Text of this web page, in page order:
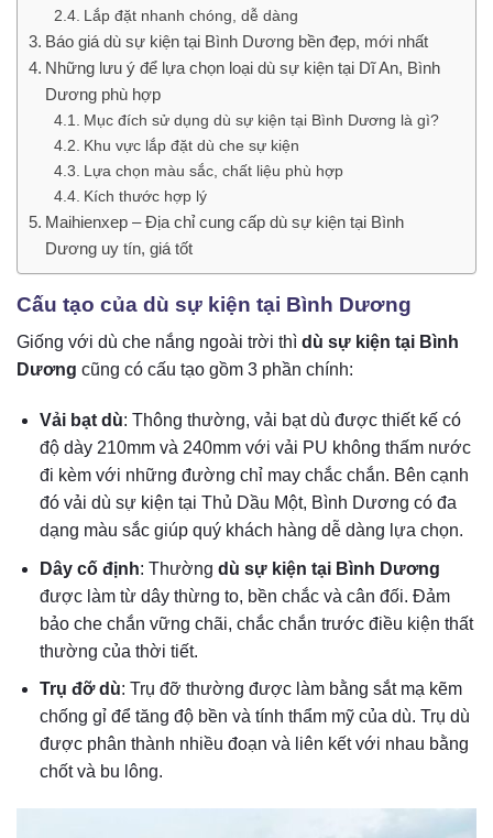
Lắp đặt nhanh chóng, dễ dàng
Báo giá dù sự kiện tại Bình Dương bền đẹp, mới nhất
Những lưu ý để lựa chọn loại dù sự kiện tại Dĩ An, Bình
Dương phù hợp
Mục đích sử dụng dù sự kiện tại Bình Dương là gì?
Khu vực lắp đặt dù che sự kiện
Lựa chọn màu sắc, chất liệu phù hợp
Kích thước hợp lý
Maihienxep – Địa chỉ cung cấp dù sự kiện tại Bình
Dương uy tín, giá tốt
Cấu tạo của dù sự kiện tại Bình Dương
Giống với dù che nắng ngoài trời thì dù sự kiện tại Bình
Dương cũng có cấu tạo gồm 3 phần chính:
Vải bạt dù: Thông thường, vải bạt dù được thiết kế có
độ dày 210mm và 240mm với vải PU không thấm nước
đi kèm với những đường chỉ may chắc chắn. Bên cạnh
đó vải dù sự kiện tại Thủ Dầu Một, Bình Dương có đa
dạng màu sắc giúp quý khách hàng dễ dàng lựa chọn.
Dây cố định: Thường dù sự kiện tại Bình Dương
được làm từ dây thừng to, bền chắc và cân đối. Đảm
bảo che chắn vững chãi, chắc chắn trước điều kiện thất
thường của thời tiết.
Trụ đỡ dù: Trụ đỡ thường được làm bằng sắt mạ kẽm
chống gỉ để tăng độ bền và tính thẩm mỹ của dù. Trụ dù
được phân thành nhiều đoạn và liên kết với nhau bằng
chốt và bu lông.